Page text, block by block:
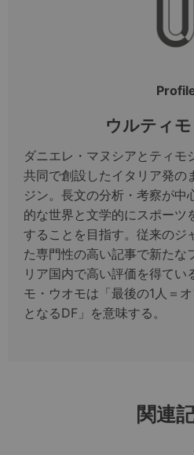
ウルティ
ダニエレ・マヌシアとティモ
共同で創設したイタリア発の
ジン。長文の分析・考察が中
的な世界と文学的にスポーツ
することを目指す。従来のジ
た専門性の高い記事で新たな
リア国内で高い評価を得てい
モ・ウオモは「最後の1人＝
となるDF」を意味する。
関連